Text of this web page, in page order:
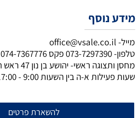
מידע נוסף
מייל- office@vsale.co.il
טלפון-073-7297390פקס 074-7367776
מחסן ותצוגה ראשי- יהושע בן נון 47 ראש העין
שעות פעילות א-ה בין השעות 9:00 - 17:00
להשארת פרטים